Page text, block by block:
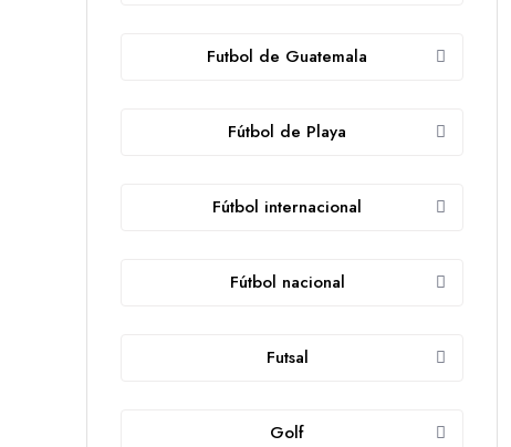
Futbol de Guatemala
Fútbol de Playa
Fútbol internacional
Fútbol nacional
Futsal
Golf